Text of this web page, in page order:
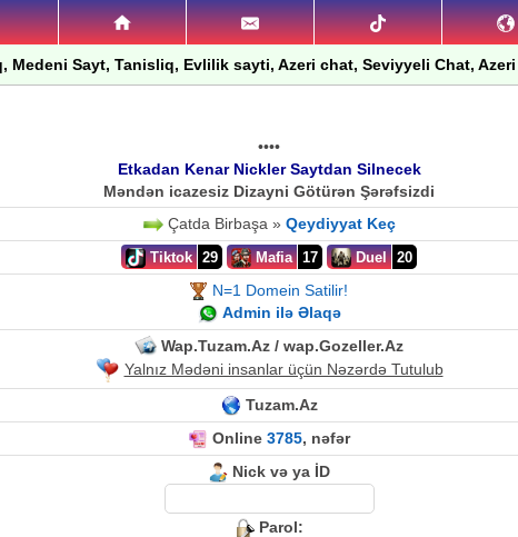
Medeni Sayt, Tanisliq, Evlilik sayti, Azeri chat, Seviyyeli Chat,
••••
Etkadan Kenar Nickler Saytdan Silnecek
Məndən icazesiz Dizayni Götürən Şərəfsizdi
Çatda Birbaşa » Qeydiyyat Keç
Tiktok 29 Mafia 17 Duel 20
N=1 Domein Satilir!
Admin ilə Əlaqə
Wap.Tuzam.Az / wap.Gozeller.Az
Yalnız Mədəni insanlar üçün Nəzərdə Tutulub
Tuzam.Az
Online 3785, nəfər
Nick və ya İD
Parol: